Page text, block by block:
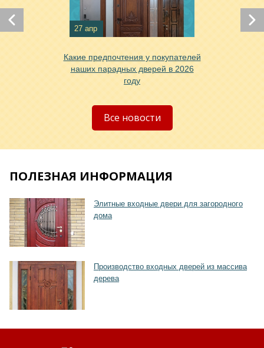
27 апр
Какие предпочтения у покупателей
наших парадных дверей в 2026
году
Все новости
ПОЛЕЗНАЯ ИНФОРМАЦИЯ
Элитные входные двери для загородного
дома
Производство входных дверей из массива
дерева